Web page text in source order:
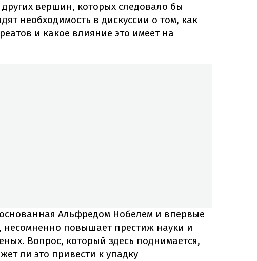
вершин, которых следовало бы
необходимость в дискуссии о том, как
и какое влияние это имеет на
Альфредом Нобелем и впервые
несомненно повышает престиж науки и
Вопрос, который здесь поднимается,
ли это привести к упадку